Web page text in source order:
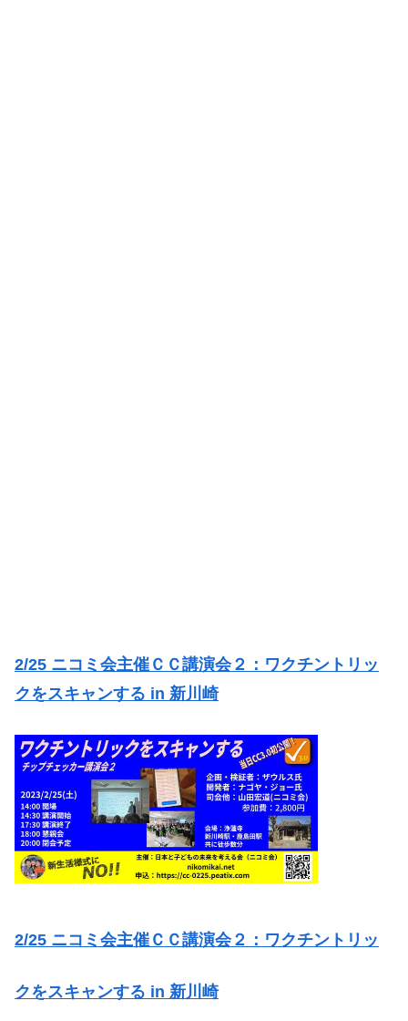
2/25 ニコミ会主催ＣＣ講演会２：ワクチントリッ
クをスキャンする in 新川崎
2/25 ニコミ会主催ＣＣ講演会２：ワクチントリッ
クをスキャンする in 新川崎